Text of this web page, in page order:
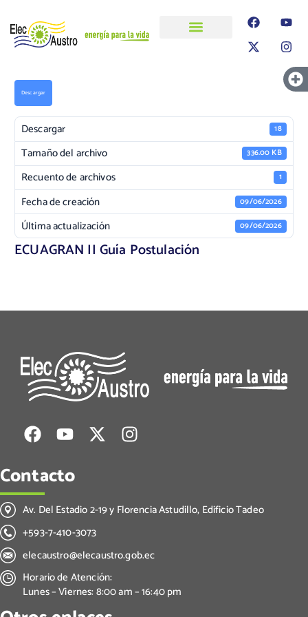
Descargar
Descargar 18
Tamaño del archivo 336.00 KB
Recuento de archivos 1
Fecha de creación 09/06/2026
Última actualización 09/06/2026
ECUAGRAN II Guía Postulación
Contacto
Av. Del Estadio 2-19 y Florencia Astudillo, Edificio Tadeo
+593-7-410-3073
elecaustro@elecaustro.gob.ec
Horario de Atención:
Lunes – Viernes: 8:00 am – 16:40 pm